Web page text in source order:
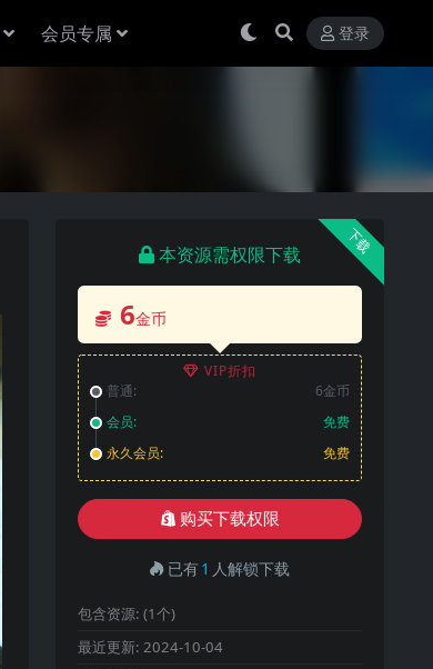
会员专属 登录
下载
本资源需权限下载
6金币
VIP折扣
普通:
6金币
会员:
免费
永久会员:
免费
购买下载权限
已有1 人解锁下载
包含资源: (1个)
最近更新: 2024-10-04